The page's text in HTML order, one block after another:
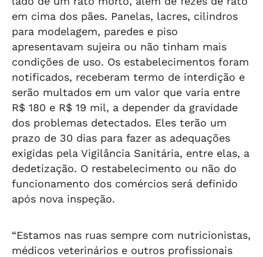
em cima dos pães. Panelas, lacres, cilindros
para modelagem, paredes e piso
apresentavam sujeira ou não tinham mais
condições de uso. Os estabelecimentos foram
notificados, receberam termo de interdição e
serão multados em um valor que varia entre
R$ 180 e R$ 19 mil, a depender da gravidade
dos problemas detectados. Eles terão um
prazo de 30 dias para fazer as adequações
exigidas pela Vigilância Sanitária, entre elas, a
dedetização. O restabelecimento ou não do
funcionamento dos comércios será definido
após nova inspeção.
“Estamos nas ruas sempre com nutricionistas,
médicos veterinários e outros profissionais